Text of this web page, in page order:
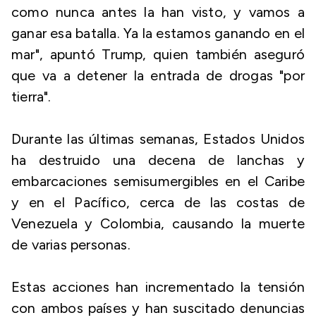
como nunca antes la han visto, y vamos a
ganar esa batalla. Ya la estamos ganando en el
mar", apuntó Trump, quien también aseguró
que va a detener la entrada de drogas "por
tierra".
Durante las últimas semanas, Estados Unidos
ha destruido una decena de lanchas y
embarcaciones semisumergibles en el Caribe
y en el Pacífico, cerca de las costas de
Venezuela y Colombia, causando la muerte
de varias personas.
Estas acciones han incrementado la tensión
con ambos países y han suscitado denuncias